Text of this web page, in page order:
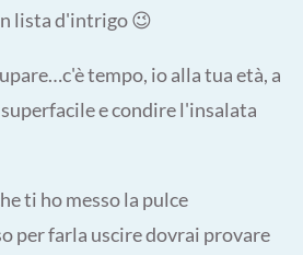
lista d'intrigo 😉
tempo, io alla tua età, a
e condire l'insalata
ti ho messo la pulce
per farla uscire dovrai provare